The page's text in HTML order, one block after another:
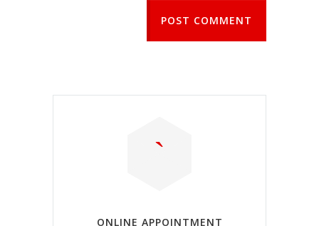
POST COMMENT
ONLINE APPOINTMENT